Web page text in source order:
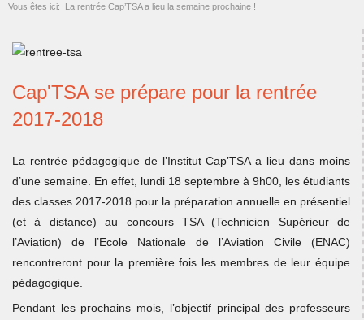
Vous êtes ici: La rentrée Cap’TSA a lieu la semaine prochaine !
Cap'TSA se prépare pour la rentrée
2017-2018
La rentrée pédagogique de l’Institut Cap’TSA a lieu dans moins
d’une semaine. En effet, lundi 18 septembre à 9h00, les étudiants
des classes 2017-2018 pour la préparation annuelle en présentiel
(et à distance) au concours TSA (Technicien Supérieur de
l’Aviation) de l’Ecole Nationale de l’Aviation Civile (ENAC)
rencontreront pour la première fois les membres de leur équipe
pédagogique.
Pendant les prochains mois, l’objectif principal des professeurs